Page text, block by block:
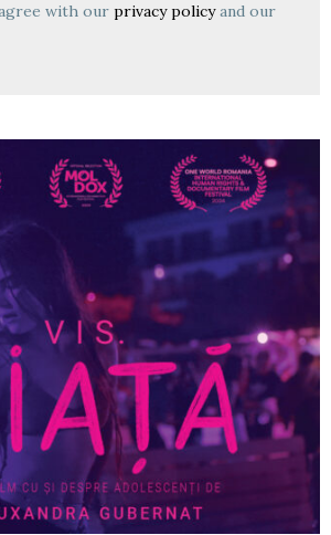
with our privacy policyand our